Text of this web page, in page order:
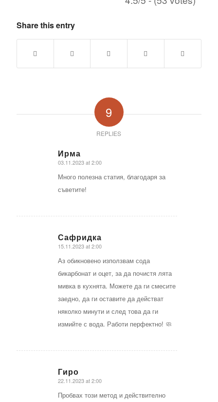
Share this entry
9
REPLIES
Ирма
says:
03.11.2023 at 2:00
Много полезна статия, благодаря за
съветите!
Сафридка
says:
15.11.2023 at 2:00
Аз обикновено използвам сода
бикарбонат и оцет, за да почистя лята
мивка в кухнята. Можете да ги смесите
заедно, да ги оставите да действат
няколко минути и след това да ги
измийте с вода. Работи перфектно! 🧼
Гиро
says:
22.11.2023 at 2:00
Пробвах този метод и действително